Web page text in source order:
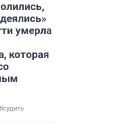
умерла
которая